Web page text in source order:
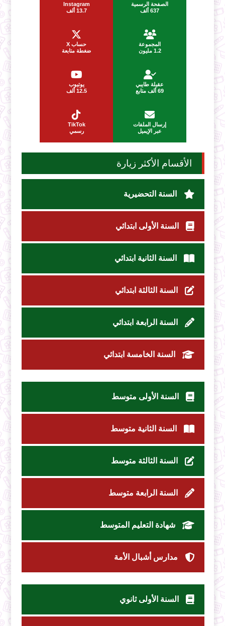
الصفحة الرسمية
637 ألف
Instagram
13.7 ألف
المجموعة
1.2 مليون
حساب X
ضغطة متابعة
عقيلة طايبي
69 ألف متابع
يوتيوب
12.5 ألف
إرسال الملفات
عبر الإيميل
TikTok
رسمي
الأقسام الأكثر زيارة
السنة التحضيرية
السنة الأولى ابتدائي
السنة الثانية ابتدائي
السنة الثالثة ابتدائي
السنة الرابعة ابتدائي
السنة الخامسة ابتدائي
السنة الأولى متوسط
السنة الثانية متوسط
السنة الثالثة متوسط
السنة الرابعة متوسط
شهادة التعليم المتوسط
مدارس أشبال الأمة
السنة الأولى ثانوي